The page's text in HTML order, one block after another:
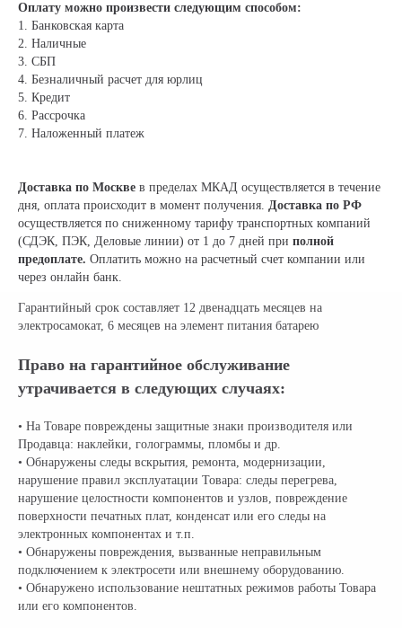
Оплату можно произвести следующим способом:
1. Банковская карта
2. Наличные
3. СБП
4. Безналичный расчет для юрлиц
5. Кредит
6. Рассрочка
7. Наложенный платеж
Доставка по Москве в пределах МКАД осуществляется в течение
дня, оплата происходит в момент получения. Доставка по РФ
осуществляется по сниженному тарифу транспортных компаний
(СДЭК, ПЭК, Деловые линии) от 1 до 7 дней при полной
предоплате. Оплатить можно на расчетный счет компании или
через онлайн банк.
Гарантийный срок составляет 12 двенадцать месяцев на
электросамокат, 6 месяцев на элемент питания батарею
Право на гарантийное обслуживание
утрачивается в следующих случаях:
• На Товаре повреждены защитные знаки производителя или
Продавца: наклейки, голограммы, пломбы и др.
• Обнаружены следы вскрытия, ремонта, модернизации,
нарушение правил эксплуатации Товара: следы перегрева,
нарушение целостности компонентов и узлов, повреждение
поверхности печатных плат, конденсат или его следы на
электронных компонентах и т.п.
• Обнаружены повреждения, вызванные неправильным
подключением к электросети или внешнему оборудованию.
• Обнаружено использование нештатных режимов работы Товара
или его компонентов.